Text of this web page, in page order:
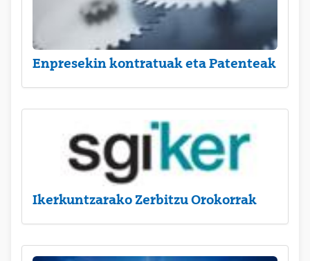
Enpresekin kontratuak eta Patenteak
Ikerkuntzarako Zerbitzu Orokorrak